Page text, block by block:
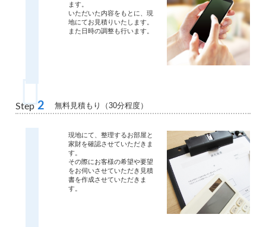
ます。
いただいた内容をもとに、現
地にてお見積りいたします。
また日時の調整も行います。
Step 2 無料見積もり（30分程度）
現地にて、整理するお部屋と
家財を確認させていただきま
す。
その際にお客様の希望や要望
をお伺いさせていただき見積
書を作成させていただきま
す。